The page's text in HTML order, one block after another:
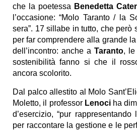
che la poetessa Benedetta
l’occasione: “Molo Taranto / la
sera”. 17 sillabe in tutto, che però
per far comprendere alla grande
dell’incontro: anche a Taranto, le
sostenibilità fanno si che il
ancora scolorito.
Dal palco allestito al Molo
Moletto, il professor Lenoci ha
d’esercizio, “pur
per raccontare la gestione e le